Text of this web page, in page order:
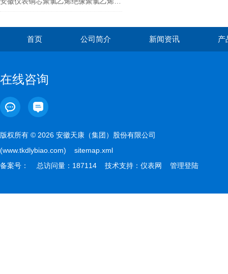
首页 公司简介 新闻资讯 产
在线咨询
版权所有 © 2026 安徽天康（集团）股份有限公司
(www.tkdlybiao.com) sitemap.xml
备案号：
总访问量：187114 技术支持： 仪表网 管理登陆